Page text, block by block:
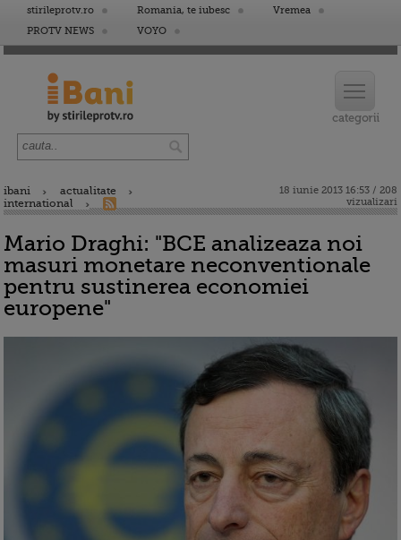
stirileprotv.ro Romania, te iubesc
Vremea
PROTV NEWS
VOYO
ibani
actualitate
international
18 iunie 2013 16:53 / 208
vizualizari
Mario Draghi: "BCE analizeaza noi
masuri monetare neconventionale
pentru sustinerea economiei
europene"